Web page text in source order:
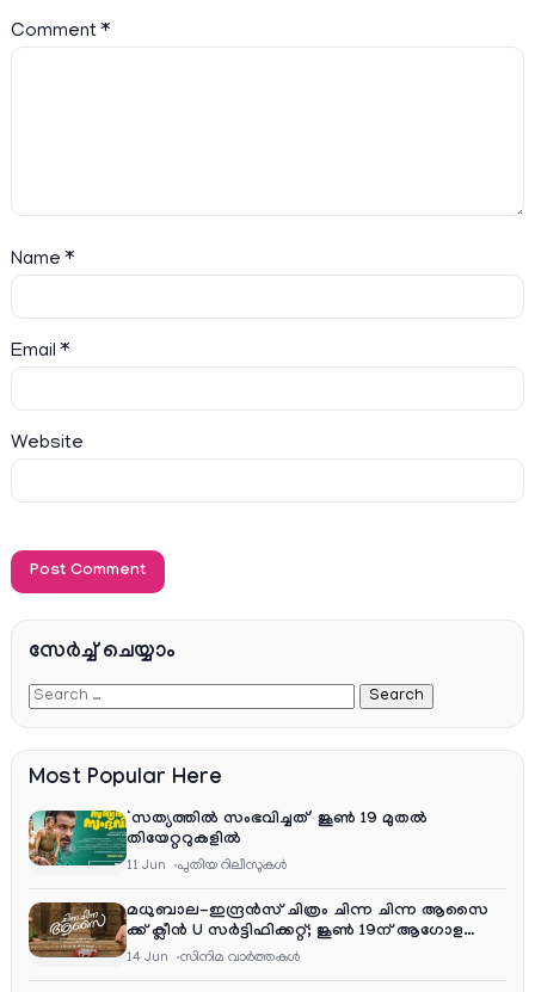
Comment*
Name*
Email*
Website
സേര്‍ച്ച്‌ ചെയ്യാം
Most Popular Here
‘സത്യത്തിൽ സംഭവിച്ചത്’ ജൂൺ 19 മുതൽ
തിയേറ്ററുകളിൽ
11 Jun പുതിയ റിലീസുകള്‍
മധുബാല-ഇന്ദ്രൻസ് ചിത്രം ചിന്ന ചിന്ന ആസൈ
ക്ക് ക്ലീൻ U സർട്ടിഫിക്കറ്റ്; ജൂൺ 19ന് ആഗോള
റിലീസ്
14 Jun സിനിമ വാര്‍ത്തകള്‍